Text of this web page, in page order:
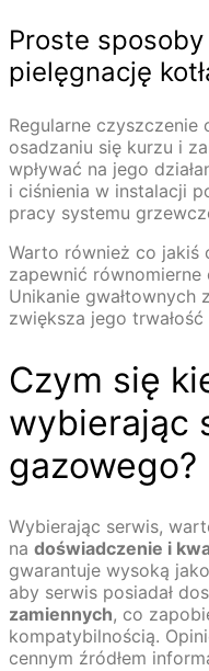
Proste
pielęgnację
Regularne czyszczenie
osadzaniu się kurzu i
wpływać na jego
i ciśnienia w instalacji
pracy systemu
Warto również co jakiś
zapewnić
Unikanie gwałtownych
zwiększa jego
Czym się
wybierając
gazowego?
Wybierając serwis,
na doświadczenie i
gwarantuje wysoką
aby serwis posiadał
zamiennych, co
kompatybilnością.
cennym źródłem